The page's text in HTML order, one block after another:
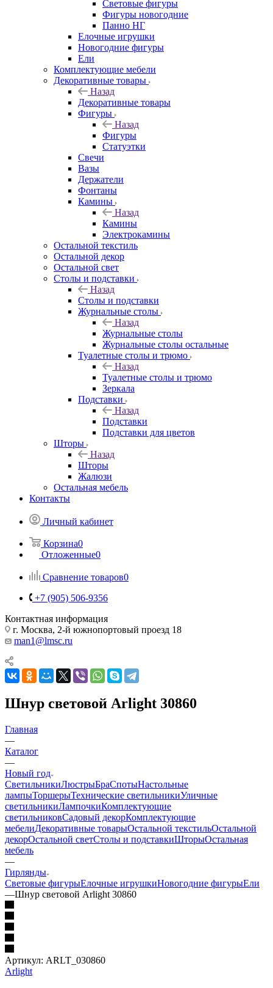
Световые фигуры
Фигуры новогодние
Панно НГ
Елочные игрушки
Новогодние фигуры
Ели
Комплектующие мебели
Декоративные товары
Назад
Декоративные товары
Фигуры
Назад
Фигуры
Статуэтки
Свечи
Вазы
Держатели
Фонтаны
Камины
Назад
Камины
Электрокамины
Остальной текстиль
Остальной декор
Остальной свет
Столы и подставки
Назад
Столы и подставки
Журнальные столы
Назад
Журнальные столы
Журнальные столы остальные
Туалетные столы и трюмо
Назад
Туалетные столы и трюмо
Зеркала
Подставки
Назад
Подставки
Подставки для цветов
Шторы
Назад
Шторы
Жалюзи
Остальная мебель
Контакты
Личный кабинет
Корзина0
Отложенные0
Сравнение товаров0
+7 (905) 506-9356
Контактная информация
г. Москва, 2-й южнопортовый проезд 18
man1@lmsc.ru
Шнур световой Arlight 30860
Главная
—
Каталог
—
Новый год
СветильникиЛюстрыБраСпотыНастольные
лампыТоршерыТехнические светильникиУличные
светильникиЛампочкиКомплектующие
светильниковСадовый декорКомплектующие
мебелиДекоративные товарыОстальной текстильОстальной
декорОстальной светСтолы и подставкиШторыОстальная
мебель
—
Гирлянды
Световые фигурыЕлочные игрушкиНовогодние фигурыЕли
—Шнур световой Arlight 30860
Артикул: ARLT_030860
Arlight